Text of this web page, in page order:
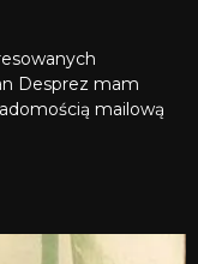
Desprez mam
mailową